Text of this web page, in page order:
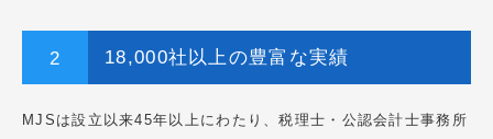
18,000社以上の豊富な実績
MJSは設立以来45年以上にわたり、税理士・公認会計士事務所